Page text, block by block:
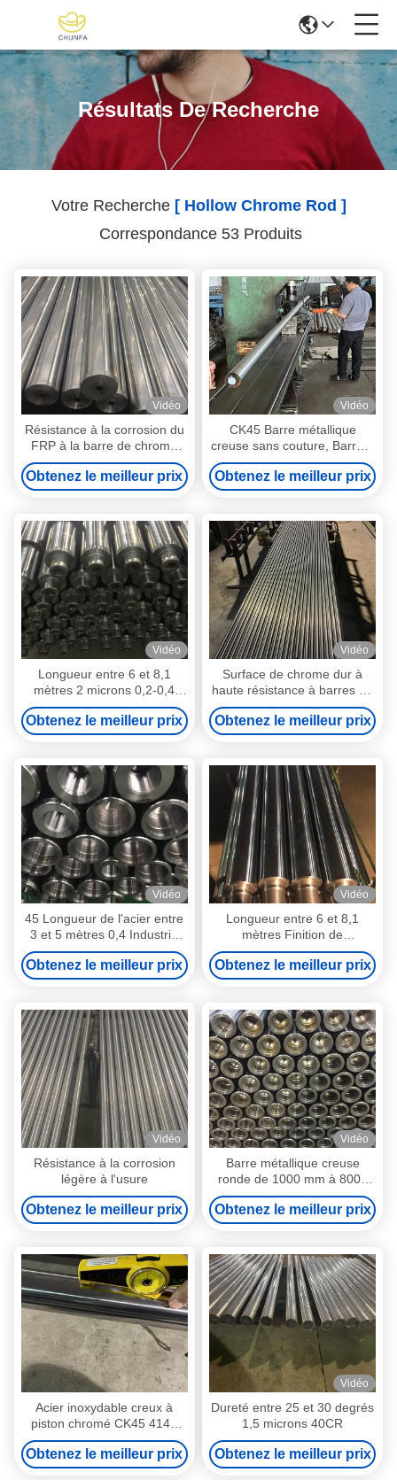
Résultats De Recherche
Votre Recherche [ Hollow Chrome Rod ]
Correspondance 53 Produits
Vidéo
Résistance à la corrosion du
FRP à la barre de chrome
creuse durable
Obtenez le meilleur prix
Vidéo
CK45 Barre métallique
creuse sans couture, Barre à
chrome creuse pour
cylindres hydrauliques
Obtenez le meilleur prix
Vidéo
Longueur entre 6 et 8,1
mètres 2 microns 0,2-0,4
bâtons à piston creux
Obtenez le meilleur prix
Vidéo
Surface de chrome dur à
haute résistance à barres de
métal creuses rondes
Obtenez le meilleur prix
Vidéo
45 Longueur de l'acier entre
3 et 5 mètres 0,4 Industrie
automobile
Obtenez le meilleur prix
Vidéo
Longueur entre 6 et 8,1
mètres Finition de
surface/graisse 0,2 Teste à
piston creuse
Obtenez le meilleur prix
Vidéo
Résistance à la corrosion
légère à l'usure
Obtenez le meilleur prix
Vidéo
Barre métallique creuse
ronde de 1000 mm à 8000
mm avec bonne conductivité
Obtenez le meilleur prix
Acier inoxydable creux à
piston chromé CK45 4140
42CrMo4 à surface durcie et
tolérance précise pour les
tiges de cylindres
Obtenez le meilleur prix
Vidéo
Dureté entre 25 et 30 degrés
1,5 microns 40CR
Obtenez le meilleur prix